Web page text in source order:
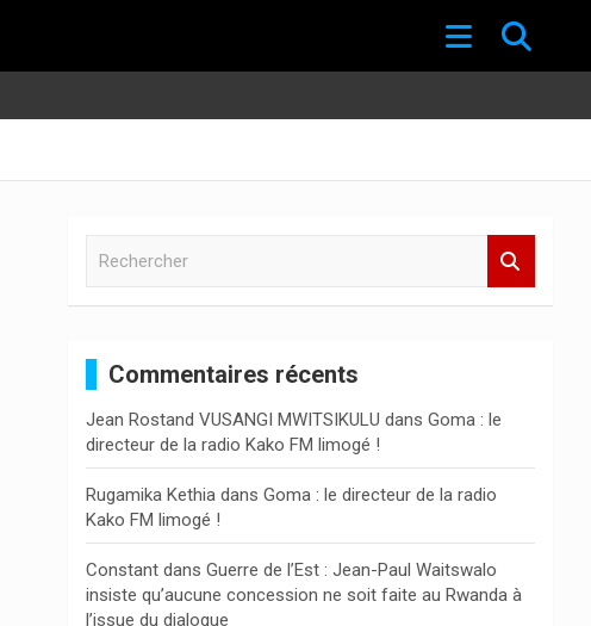
c
h
e
r
Commentaires récents
Jean Rostand VUSANGI MWITSIKULU dansGoma : le
directeur de la radio Kako FM limogé !
Rugamika Kethia dansGoma : le directeur de la radio
Kako FM limogé !
Constant dansGuerre de l’Est : Jean-Paul Waitswalo
insiste qu’aucune concession ne soit faite au Rwanda à
l’issue du dialogue